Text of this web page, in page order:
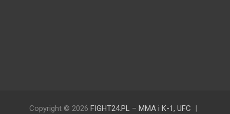
Copyright © 2026 FIGHT24.PL – MMA i K-1, UFC